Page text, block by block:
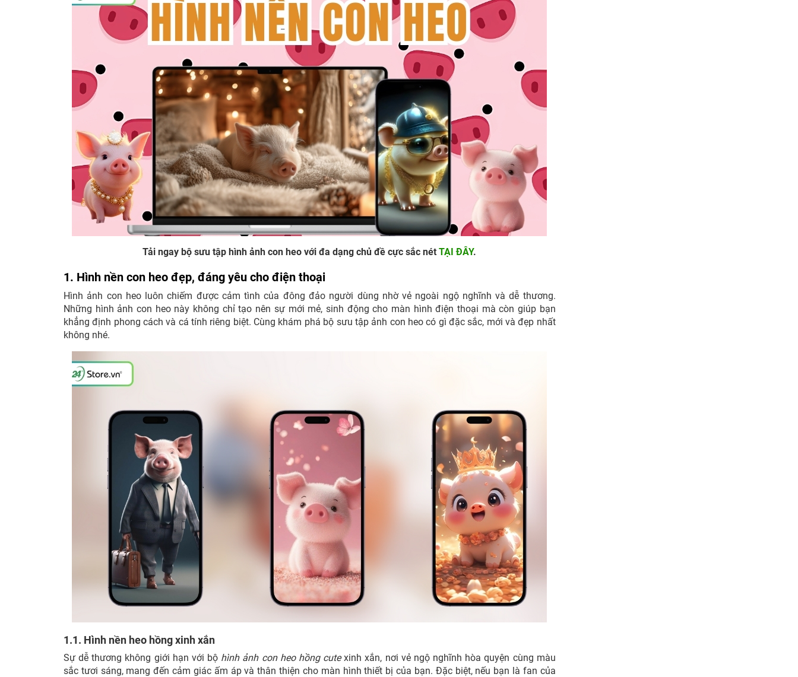
Tải ngay bộ sưu tập hình ảnh con heo với đa dạng chủ đề cực sắc nétTẠI ĐÂY.
1. Hình nền con heo đẹp, đáng yêu cho điện thoại
Hình ảnh con heo luôn chiếm được cảm tình của đông đảo người dùng nhờ vẻ ngoài ngộ nghĩnh và dễ thương.
Những hình ảnh con heo này không chỉ tạo nên sự mới mẻ, sinh động cho màn hình điện thoại mà còn giúp bạn
khẳng định phong cách và cá tính riêng biệt. Cùng khám phá bộ sưu tập ảnh con heo có gì đặc sắc, mới và đẹp nhất
không nhé.
1.1. Hình nền heo hồng xinh xắn
Sự dễ thương không giới hạn với bộ hình ảnh con heo hồng cutexinh xắn, nơi vẻ ngộ nghĩnh hòa quyện cùng màu
sắc tươi sáng, mang đến cảm giác ấm áp và thân thiện cho màn hình thiết bị của bạn. Đặc biệt, nếu bạn là fan của